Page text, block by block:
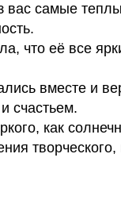
вас самые
что её все
вместе и
счастьем.
как
творческого,